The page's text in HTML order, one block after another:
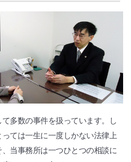
多数の事件を扱っています。し
ては一生に一度しかない法律上
当事務所は一つひとつの相談に